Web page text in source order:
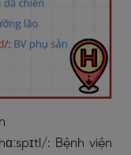
: Bệnh viện